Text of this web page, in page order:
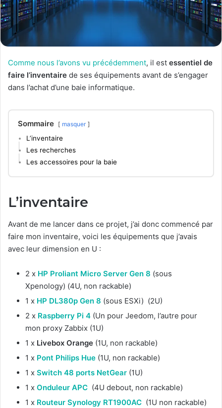
Comme nous l’avons vu précédemment, il est essentiel de
faire l’inventaire de ses équipements avant de s’engager
dans l’achat d’une baie informatique.
Sommaire masquer
L’inventaire
Les recherches
Les accessoires pour la baie
L’inventaire
Avant de me lancer dans ce projet, j’ai donc commencé par
faire mon inventaire, voici les équipements que j’avais
avec leur dimension en U :
2 x HP Proliant Micro Server Gen 8 (sous
Xpenology) (4U, non rackable)
1 x HP DL380p Gen 8 (sous ESXi) (2U)
2 x Raspberry Pi 4 (Un pour Jeedom, l’autre pour
mon proxy Zabbix (1U)
1 x Livebox Orange (1U, non rackable)
1 x Pont Philips Hue (1U, non rackable)
1 x Switch 48 ports NetGear (1U)
1 x Onduleur APC (4U debout, non rackable)
1 x Routeur Synology RT1900AC (1U non rackable)